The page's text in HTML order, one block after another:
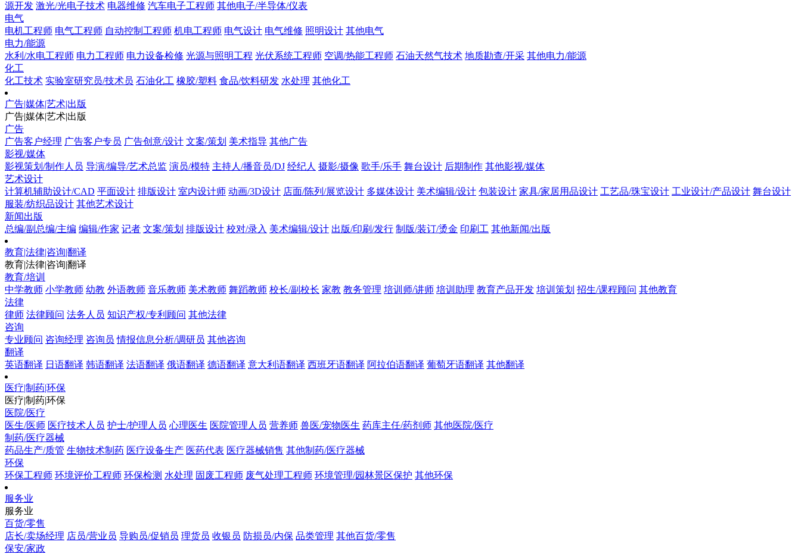
源开发 激光/光电子技术 电器维修 汽车电子工程师 其他电子/半导体/仪表
电气
电机工程师 电气工程师 自动控制工程师 机电工程师 电气设计 电气维修 照明设计 其他电气
电力/能源
水利/水电工程师 电力工程师 电力设备检修 光源与照明工程 光伏系统工程师 空调/热能工程师 石油天然气技术 地质勘查/开采 其他电力/能源
化工
化工技术 实验室研究员/技术员 石油化工 橡胶/塑料 食品/饮料研发 水处理 其他化工
广告|媒体|艺术|出版
广告|媒体|艺术|出版
广告
广告客户经理 广告客户专员 广告创意/设计 文案/策划 美术指导 其他广告
影视/媒体
影视策划/制作人员 导演/编导/艺术总监 演员/模特 主持人/播音员/DJ 经纪人 摄影/摄像 歌手/乐手 舞台设计 后期制作 其他影视/媒体
艺术设计
计算机辅助设计/CAD 平面设计 排版设计 室内设计师 动画/3D设计 店面/陈列/展览设计 多媒体设计 美术编辑/设计 包装设计 家具/家居用品设计 工艺品/珠宝设计 工业设计/产品设计 舞台设计
服装/纺织品设计 其他艺术设计
新闻出版
总编/副总编/主编 编辑/作家 记者 文案/策划 排版设计 校对/录入 美术编辑/设计 出版/印刷/发行 制版/装订/烫金 印刷工 其他新闻/出版
教育|法律|咨询|翻译
教育|法律|咨询|翻译
教育/培训
中学教师 小学教师 幼教 外语教师 音乐教师 美术教师 舞蹈教师 校长/副校长 家教 教务管理 培训师/讲师 培训助理 教育产品开发 培训策划 招生/课程顾问 其他教育
法律
律师 法律顾问 法务人员 知识产权/专利顾问 其他法律
咨询
专业顾问 咨询经理 咨询员 情报信息分析/调研员 其他咨询
翻译
英语翻译 日语翻译 韩语翻译 法语翻译 俄语翻译 德语翻译 意大利语翻译 西班牙语翻译 阿拉伯语翻译 葡萄牙语翻译 其他翻译
医疗|制药|环保
医疗|制药|环保
医院/医疗
医生/医师 医疗技术人员 护士/护理人员 心理医生 医院管理人员 营养师 兽医/宠物医生 药库主任/药剂师 其他医院/医疗
制药/医疗器械
药品生产/质管 生物技术制药 医疗设备生产 医药代表 医疗器械销售 其他制药/医疗器械
环保
环保工程师 环境评价工程师 环保检测 水处理 固废工程师 废气处理工程师 环境管理/园林景区保护 其他环保
服务业
服务业
百货/零售
店长/卖场经理 店员/营业员 导购员/促销员 理货员 收银员 防损员/内保 品类管理 其他百货/零售
保安/家政